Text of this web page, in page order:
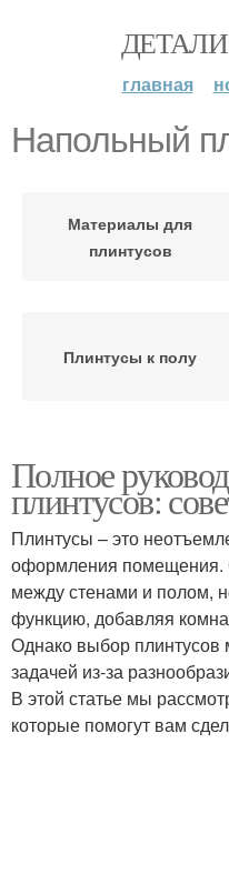
главная
Напольный
Материалы для
плинтусов
Плинтусы к полу
Виниловый плинтус
Плинтусы в
зависимости
Плинтус с кабельным
каналом
Полное
плинтусов:
Плинтусы – это
оформления помещения.
между стенами и полом,
функцию, добавляя
Однако выбор плинтусов
задачей из-за
В этой статье мы
которые помогут вам